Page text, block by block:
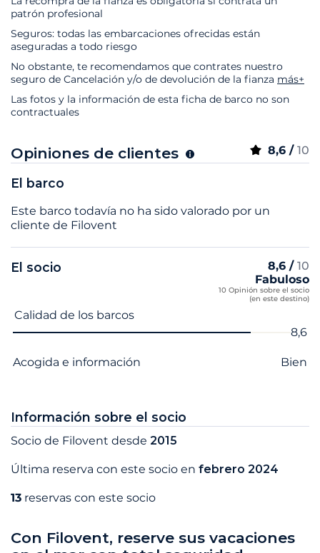
patrón profesional
Seguros: todas las embarcaciones ofrecidas están
aseguradas a todo riesgo
No obstante, te recomendamos que contrates nuestro
seguro de Cancelación y/o de devolución de la fianza más+
Las fotos y la información de esta ficha de barco no son
contractuales
Opiniones de clientes 8,6 / 10
El barco
Este barco todavía no ha sido valorado por un
cliente de Filovent
El socio 8,6 / 10
Fabuloso
10 Opinión sobre el socio
(en este destino)
Nombre del criterio
Calidad de los barcos
8,6
Acogida e información Bien
Información sobre el socio
Socio de Filovent desde 2015
Última reserva con este socio en febrero 2024
13 reservas con este socio
Con Filovent, reserve sus vacaciones